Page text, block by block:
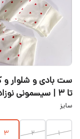
تا ۳ | سیسمونی نوزاد کامل | سیسمونی شیدا
سایز
۱ ۲ ۳